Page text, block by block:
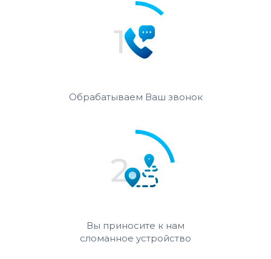
Обрабатываем Ваш звонок
Вы приносите к нам
сломанное устройство